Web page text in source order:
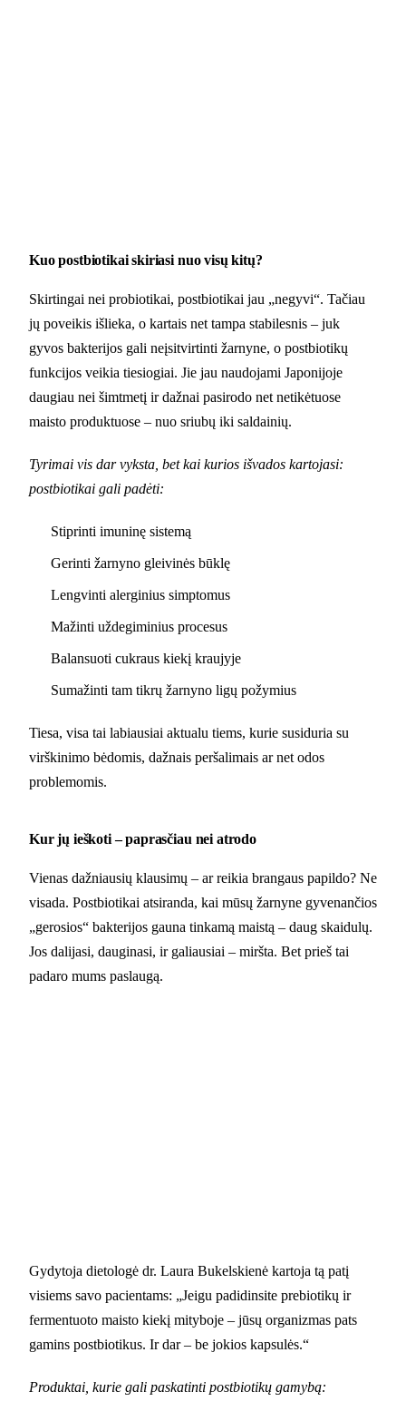
Kuo postbiotikai skiriasi nuo visų kitų?
Skirtingai nei probiotikai, postbiotikai jau „negyvi“. Tačiau
jų poveikis išlieka, o kartais net tampa stabilesnis – juk
gyvos bakterijos gali neįsitvirtinti žarnyne, o postbiotikų
funkcijos veikia tiesiogiai. Jie jau naudojami Japonijoje
daugiau nei šimtmetį ir dažnai pasirodo net netikėtuose
maisto produktuose – nuo sriubų iki saldainių.
Tyrimai vis dar vyksta, bet kai kurios išvados kartojasi:
postbiotikai gali padėti:
Stiprinti imuninę sistemą
Gerinti žarnyno gleivinės būklę
Lengvinti alerginius simptomus
Mažinti uždegiminius procesus
Balansuoti cukraus kiekį kraujyje
Sumažinti tam tikrų žarnyno ligų požymius
Tiesa, visa tai labiausiai aktualu tiems, kurie susiduria su
virškinimo bėdomis, dažnais peršalimais ar net odos
problemomis.
Kur jų ieškoti – paprasčiau nei atrodo
Vienas dažniausių klausimų – ar reikia brangaus papildo? Ne
visada. Postbiotikai atsiranda, kai mūsų žarnyne gyvenančios
„gerosios“ bakterijos gauna tinkamą maistą – daug skaidulų.
Jos dalijasi, dauginasi, ir galiausiai – miršta. Bet prieš tai
padaro mums paslaugą.
Gydytoja dietologė dr. Laura Bukelskienė kartoja tą patį
visiems savo pacientams: „Jeigu padidinsite prebiotikų ir
fermentuoto maisto kiekį mityboje – jūsų organizmas pats
gamins postbiotikus. Ir dar – be jokios kapsulės.“
Produktai, kurie gali paskatinti postbiotikų gamybą: